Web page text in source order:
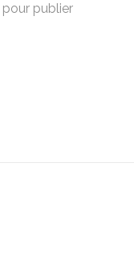
pour publier